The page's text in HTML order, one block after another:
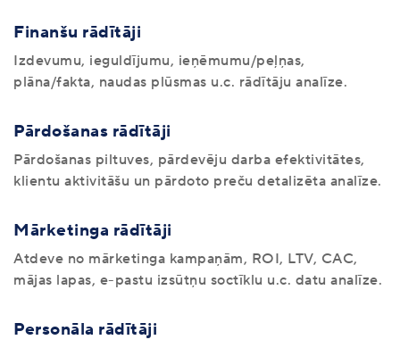
Finanšu rādītāji
Izdevumu, ieguldījumu, ieņēmumu/peļņas,
plāna/fakta, naudas plūsmas u.c. rādītāju analīze.
Pārdošanas rādītāji
Pārdošanas piltuves, pārdevēju darba efektivitātes,
klientu aktivitāšu un pārdoto preču detalizēta analīze.
Mārketinga rādītāji
Atdeve no mārketinga kampaņām, ROI, LTV, CAC,
mājas lapas, e-pastu izsūtņu soctīklu u.c. datu analīze.
Personāla rādītāji